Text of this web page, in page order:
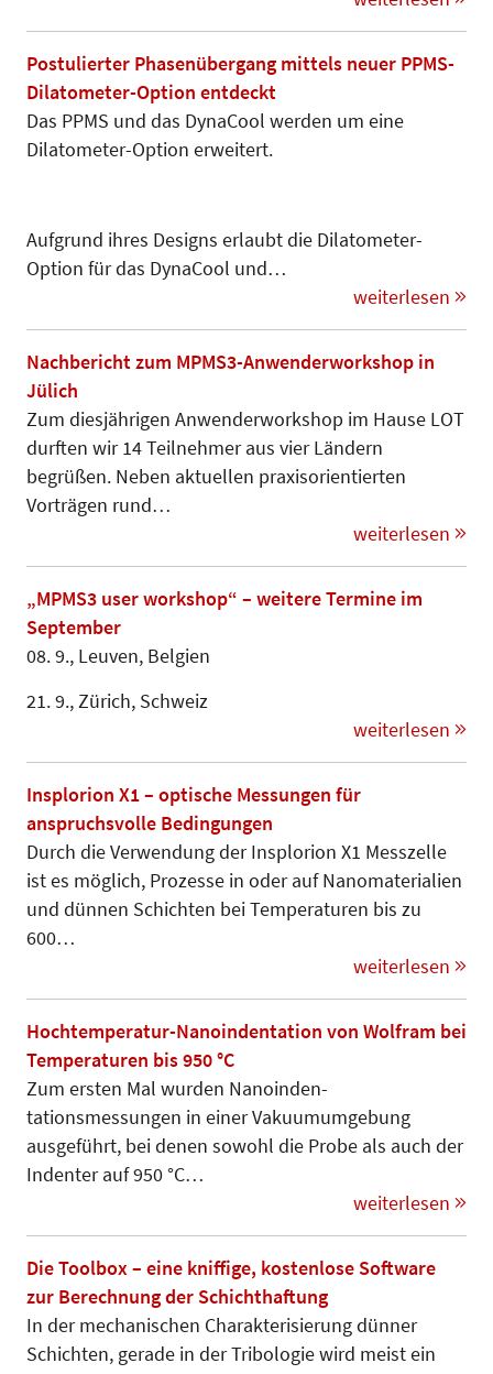
Postulierter Phasenübergang mittels neuer PPMS-
Dilatometer-Option entdeckt
Das PPMS und das DynaCool werden um eine
Dilatometer-Option erweitert.
Aufgrund ihres Designs erlaubt die Dilatometer-
Option für das Dyna­Cool und…
weiterlesen
Nachbericht zum MPMS3-Anwenderworkshop in
Jülich
Zum diesjährigen Anwenderworkshop im Hause LOT
durften wir 14 Teilnehmer aus vier Ländern
begrüßen. Neben aktuellen praxisorientier­ten
Vorträgen rund…
weiterlesen
„MPMS3 user workshop“ – weitere Termine im
September
08. 9., Leuven, Belgien
21. 9., Zürich, Schweiz
weiterlesen
Insplorion X1 – optische Messungen für
anspruchsvolle Bedingungen
Durch die Verwendung der Insplorion X1 Messzelle
ist es möglich, Prozesse in oder auf Nanomaterialien
und dünnen Schichten bei Temperaturen bis zu
600…
weiterlesen
Hochtemperatur-Nanoindentation von Wolfram bei
Temperaturen bis 950 °C
Zum ersten Mal wurden Nano­inden­
tationsmessungen in einer Vakuum­umgebung
ausgeführt, bei denen sowohl die Probe als auch der
Indenter auf 950 °C…
weiterlesen
Die Toolbox – eine kniffige, kostenlose Software
zur Berechnung der Schichthaftung
In der mechanischen Charakterisierung dün­ner
Schichten, gerade in der Tribo­logie wird meist ein